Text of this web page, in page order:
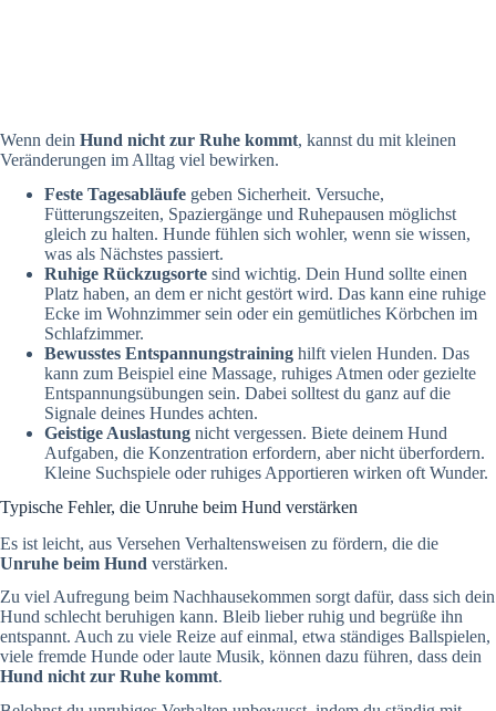
Wenn dein Hund nicht zur Ruhe kommt, kannst du mit kleinen
Veränderungen im Alltag viel bewirken.
Feste Tagesabläufe geben Sicherheit. Versuche,
Fütterungszeiten, Spaziergänge und Ruhepausen möglichst
gleich zu halten. Hunde fühlen sich wohler, wenn sie wissen,
was als Nächstes passiert.
Ruhige Rückzugsorte sind wichtig. Dein Hund sollte einen
Platz haben, an dem er nicht gestört wird. Das kann eine ruhige
Ecke im Wohnzimmer sein oder ein gemütliches Körbchen im
Schlafzimmer.
Bewusstes Entspannungstraining hilft vielen Hunden. Das
kann zum Beispiel eine Massage, ruhiges Atmen oder gezielte
Entspannungsübungen sein. Dabei solltest du ganz auf die
Signale deines Hundes achten.
Geistige Auslastung nicht vergessen. Biete deinem Hund
Aufgaben, die Konzentration erfordern, aber nicht überfordern.
Kleine Suchspiele oder ruhiges Apportieren wirken oft Wunder.
Typische Fehler, die Unruhe beim Hund verstärken
Es ist leicht, aus Versehen Verhaltensweisen zu fördern, die die
Unruhe beim Hund verstärken.
Zu viel Aufregung beim Nachhausekommen sorgt dafür, dass sich dein
Hund schlecht beruhigen kann. Bleib lieber ruhig und begrüße ihn
entspannt. Auch zu viele Reize auf einmal, etwa ständiges Ballspielen,
viele fremde Hunde oder laute Musik, können dazu führen, dass dein
Hund nicht zur Ruhe kommt.